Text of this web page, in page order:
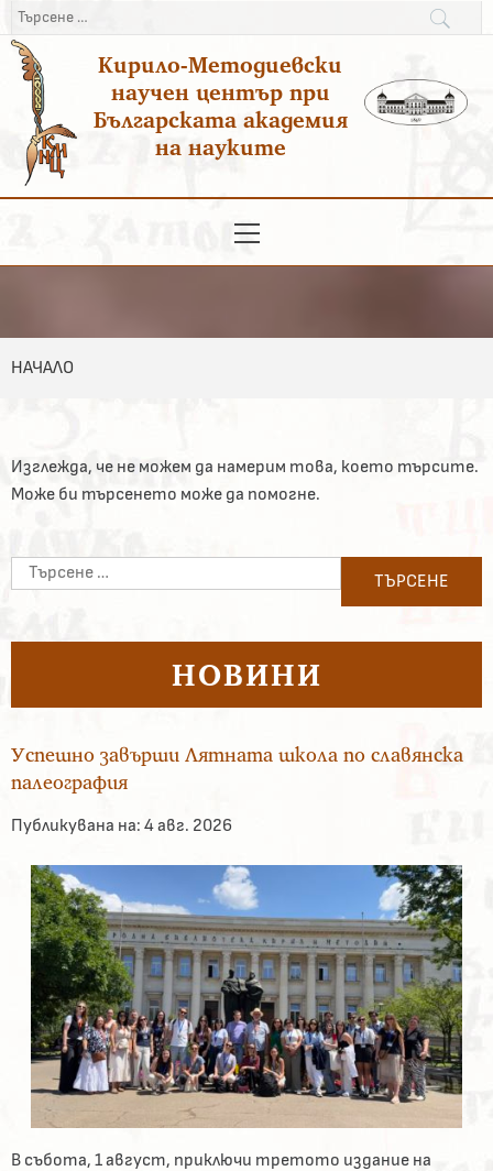
Преминаване
към
съдържанието
Търсене
за:
Кирило-Методиевски
научен център при
Българската академия
на науките
меню
НАЧАЛО
Изглежда, че не можем да намерим това, което търсите.
Може би търсенето може да помогне.
Търсене
НОВИНИ
Успешно завърши Лятната школа по славянска
палеография
Публикувана на: 4 авг. 2026
В събота, 1 август, приключи третото издание на